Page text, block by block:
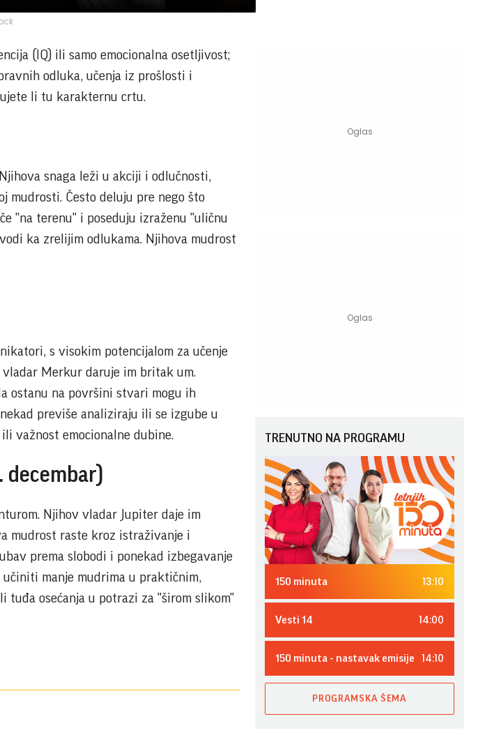
(IQ) ili samo emocionalna osetljivost;
odluka, učenja iz prošlosti i
li tu karakternu crtu.
snaga leži u akciji i odlučnosti,
mudrosti. Često deluju pre nego što
"na terenu" i poseduju izraženu "uličnu
ka zrelijim odlukama. Njihova mudrost
s visokim potencijalom za učenje
Merkur daruje im britak um.
ostanu na površini stvari mogu ih
previše analiziraju ili se izgube u
važnost emocionalne dubine.
decembar)
Njihov vladar Jupiter daje im
mudrost raste kroz istraživanje i
prema slobodi i ponekad izbegavanje
učiniti manje mudrima u praktičnim,
tuđa osećanja u potrazi za "širom slikom"
TRENUTNO NA PROGRAMU
150 minuta 13:10
Vesti 14 14:00
150 minuta - nastavak emisije 14:10
PROGRAMSKA ŠEMA